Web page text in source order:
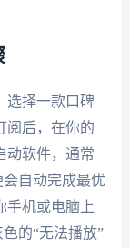
选择一款口碑
阅后，在你的
动软件，通常
会自动完成最优
手机或电脑上
的“无法播放”